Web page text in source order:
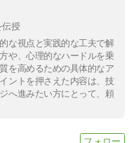
伝授
な視点と実践的な工夫で解
や、心理的なハードルを乗
を高めるための具体的なア
ントを押さえた内容は、技
へ進みたい方にとって、頼